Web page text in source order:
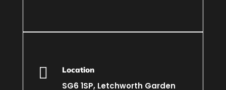
 Location
SG6 1SP, Letchworth Garden